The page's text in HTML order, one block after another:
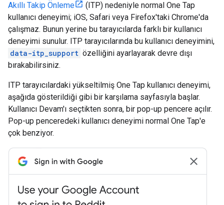
Akıllı Takip Önleme
(ITP) nedeniyle normal One Tap
kullanıcı deneyimi; iOS, Safari veya Firefox'taki Chrome'da
çalışmaz. Bunun yerine bu tarayıcılarda farklı bir kullanıcı
deneyimi sunulur. ITP tarayıcılarında bu kullanıcı deneyimini,
data-itp_support özelliğini ayarlayarak devre dışı
bırakabilirsiniz.
ITP tarayıcılardaki yükseltilmiş One Tap kullanıcı deneyimi,
aşağıda gösterildiği gibi bir karşılama sayfasıyla başlar.
Kullanıcı Devam'ı seçtikten sonra, bir pop-up pencere açılır.
Pop-up penceredeki kullanıcı deneyimi normal One Tap'e
çok benziyor.